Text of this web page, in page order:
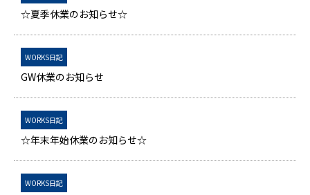
☆夏季休業のお知らせ☆
WORKS日記
GW休業のお知らせ
WORKS日記
☆年末年始休業のお知らせ☆
WORKS日記